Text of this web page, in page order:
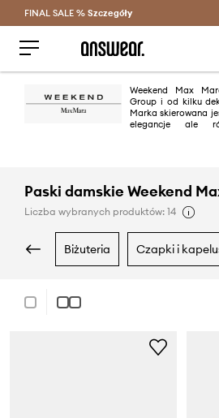
Oszczędzaj z Answear
FINAL SALE % Szczegóły
Weekend Max
Group i od kilku
Marka skierowana
elegancje ale
Paski damskie Weekend
Liczba wybranych produktów: 14
biżuteria czapki i